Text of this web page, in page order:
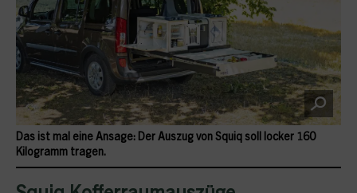
Das ist mal eine Ansage: Der Auszug von Squiq soll locker 160
Kilogramm tragen.